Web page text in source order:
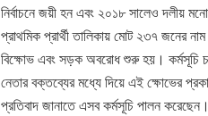
নির্বাচনে জয়ী হন এবং ২০১৮ সালেও দলীয়
প্রাথমিক প্রার্থী তালিকায় মোট ২৩৭ জনের
বিক্ষোভ এবং সড়ক অবরোধ শুরু হয়। কর্মসূচি
নেতার বক্তব্যের মধ্যে দিয়ে এই ক্ষোভের
প্রতিবাদ জানাতে এসব কর্মসূচি পালন করেছেন।